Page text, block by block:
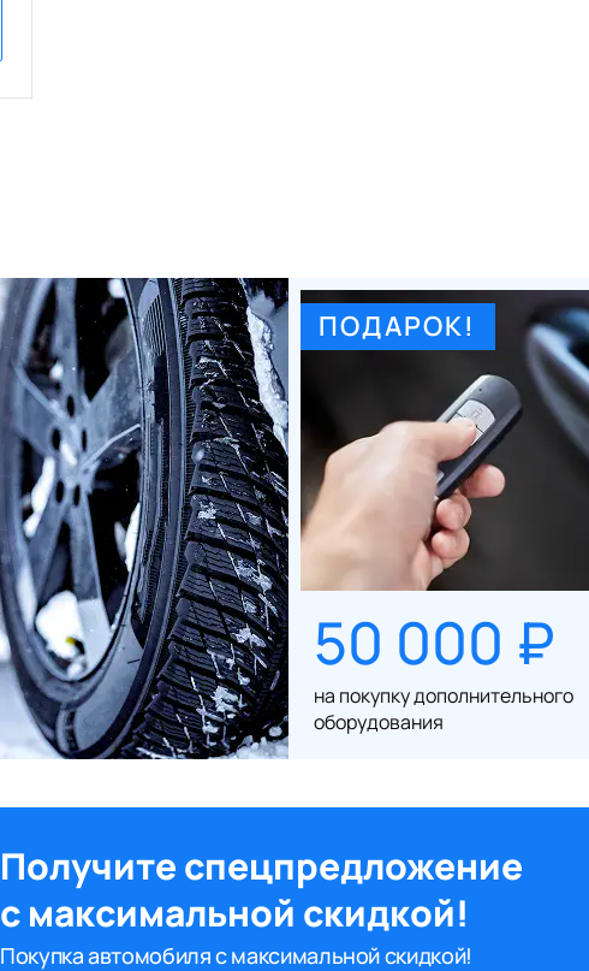
ПОДАРОК!
50 000 ₽
на покупку дополнительного
оборудования
Получите спецпредложение
с максимальной скидкой!
Покупка автомобиля с максимальной скидкой!